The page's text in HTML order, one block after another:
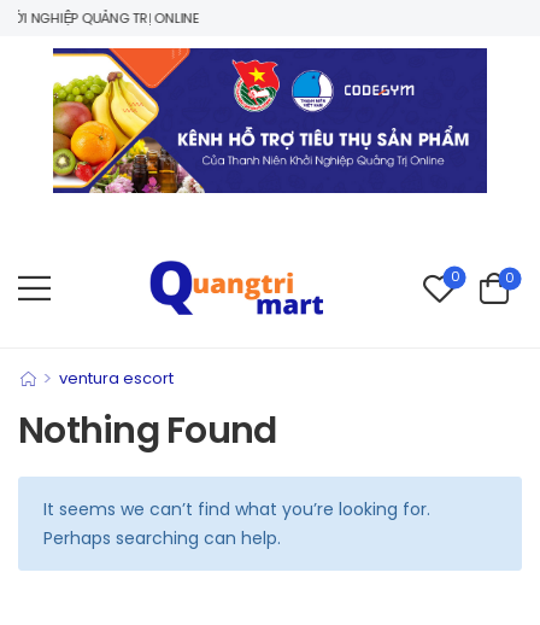
NGHIỆP QUẢNG TRỊ ONLINE
0 0
> ventura escort
Nothing Found
It seems we can’t find what you’re looking for.
Perhaps searching can help.